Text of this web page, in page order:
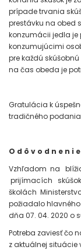
prípade trvania
prestávku na obed
konzumácii jedla je
konzumujúcimi
pre každú
na čas obeda je
Gratulácia k
tradičného podania
O d ô v o d n e n i e
Vzhľadom na
prijímacích
školách
požiadalo hlavného
dňa 07. 04. 2020 o
Potreba zaviesť čo
z aktuálnej situácie